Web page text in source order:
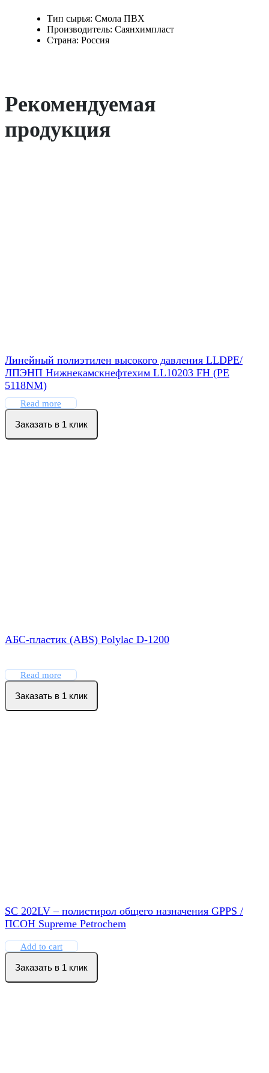
Тип сырья: Смола ПВХ
Производитель: Саянхимпласт
Страна: Россия
Рекомендуемая
продукция
Линейный полиэтилен высокого давления LLDPE/
ЛПЭНП Нижнекамскнефтехим LL10203 FH (PE
5118NM)
Read more
Заказать в 1 клик
АБС-пластик (ABS) Polylac D-1200
Read more
Заказать в 1 клик
SC 202LV – полистирол общего назначения GPPS /
ПСОН Supreme Petrochem
Add to cart
Заказать в 1 клик